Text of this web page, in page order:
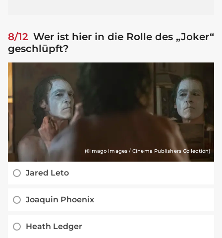
8/12 Wer ist hier in die Rolle des „Joker“
geschlüpft?
(©Imago Images / Cinema Publishers Collection)
Jared Leto
Joaquin Phoenix
Heath Ledger